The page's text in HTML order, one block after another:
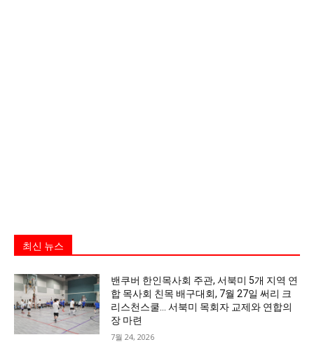
최신 뉴스
밴쿠버 한인목사회 주관, 서북미 5개 지역 연
합 목사회 친목 배구대회, 7월 27일 써리 크
리스천스쿨… 서북미 목회자 교제와 연합의
장 마련
7월 24, 2026